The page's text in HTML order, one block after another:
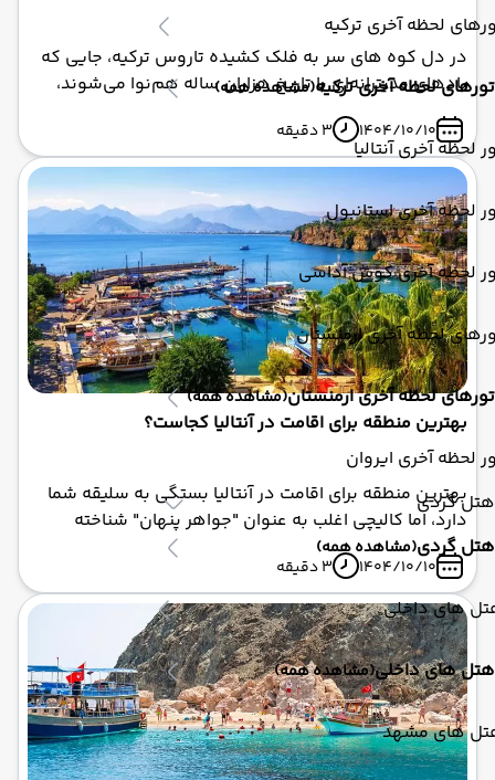
لحظه آخری ترکیه
تورهای لحظه آخری ترکیه(مشاهده همه)
لحظه آخری آنتالیا
لحظه آخری استانبول
لحظه آخری کوش آداسی
لحظه آخری ارمنستان
تورهای لحظه آخری ارمنستان(مشاهده همه)
لحظه آخری ایروان
هتل گردی
هتل گردی(مشاهده همه)
های داخلی
هتل های داخلی(مشاهده همه)
های مشهد
در دل کوه‌ های سر به‌ فلک‌ کشیده تاروس ترکیه، جایی که
بادهای مدیترانه‌ای با تاریخ هزاران ساله هم‌نوا می‌شوند،
این شهر، که به "لانه عقاب" معروف است، نه تنها یکی از
بهترین حفظ‌ شده‌ترین ویرانه‌های رومی و هلنیستی در
جهان به شمار می‌رود، بلکه نمادی از مقاومت و استقلال
است.
1404/10/10 3 دقیقه
بهترین منطقه برای اقامت در آنتالیا کجاست؟
بهترین منطقه برای اقامت در آنتالیا بستگی به سلیقه شما
دارد، اما کالیچی اغلب به عنوان "جواهر پنهان" شناخته
می‌شود. برای تجربه‌ای بی‌دردسر، تورهای آماده را انتخاب
کنید.1404/10/10 3 دقیقه